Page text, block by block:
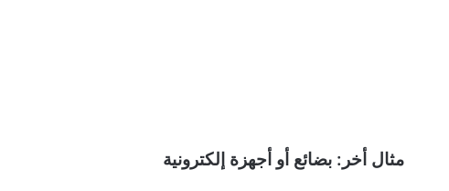
مثال أخر: بضائع أو أجهزة إلكترونية